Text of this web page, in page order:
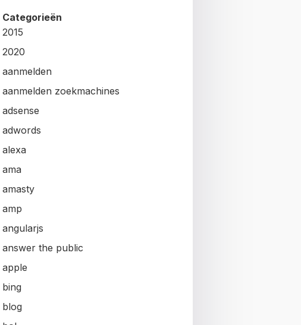
Categorieën
2015
2020
aanmelden
aanmelden zoekmachines
adsense
adwords
alexa
ama
amasty
amp
angularjs
answer the public
apple
bing
blog